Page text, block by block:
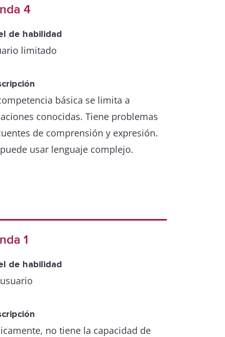
4
de habilidad
limitado
básica se limita a
conocidas. Tiene problemas
de comprensión y expresión.
usar lenguaje complejo.
1
de habilidad
no tiene la capacidad de